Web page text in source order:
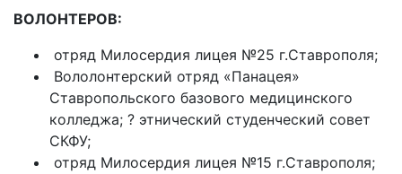
ВОЛОНТЕРОВ:
отряд Милосердия лицея №25 г.Ставрополя;
Вололонтерский отряд «Панацея»
Ставропольского базового медицинского
колледжа; ? этнический студенческий совет
СКФУ;
отряд Милосердия лицея №15 г.Ставрополя;